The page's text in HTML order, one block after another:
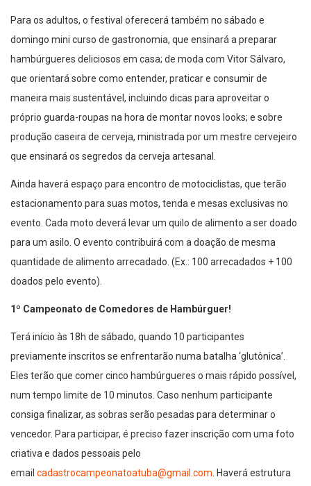
Para os adultos, o festival oferecerá também no sábado e
domingo mini curso de gastronomia, que ensinará a preparar
hambúrgueres deliciosos em casa; de moda com Vitor Sálvaro,
que orientará sobre como entender, praticar e consumir de
maneira mais sustentável, incluindo dicas para aproveitar o
próprio guarda-roupas na hora de montar novos looks; e sobre
produção caseira de cerveja, ministrada por um mestre cervejeiro
que ensinará os segredos da cerveja artesanal.
Ainda haverá espaço para encontro de motociclistas, que terão
estacionamento para suas motos, tenda e mesas exclusivas no
evento. Cada moto deverá levar um quilo de alimento a ser doado
para um asilo. O evento contribuirá com a doação de mesma
quantidade de alimento arrecadado. (Ex.: 100 arrecadados + 100
doados pelo evento).
1º Campeonato de Comedores de Hambúrguer!
Terá início às 18h de sábado, quando 10 participantes
previamente inscritos se enfrentarão numa batalha ‘glutônica’.
Eles terão que comer cinco hambúrgueres o mais rápido possível,
num tempo limite de 10 minutos. Caso nenhum participante
consiga finalizar, as sobras serão pesadas para determinar o
vencedor. Para participar, é preciso fazer inscrição com uma foto
criativa e dados pessoais pelo
email cadastrocampeonatoatuba@gmail. com . Haverá estrutura